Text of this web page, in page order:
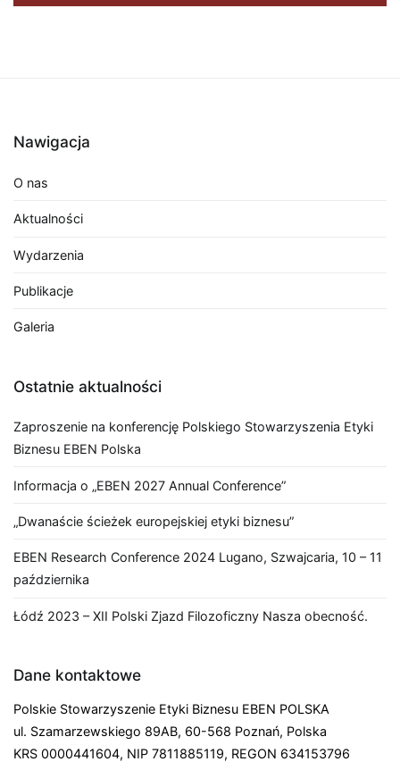
Nawigacja
O nas
Aktualności
Wydarzenia
Publikacje
Galeria
Ostatnie aktualności
Zaproszenie na konferencję Polskiego Stowarzyszenia Etyki
Biznesu EBEN Polska
Informacja o „EBEN 2027 Annual Conference”
„Dwanaście ścieżek europejskiej etyki biznesu”
EBEN Research Conference 2024 Lugano, Szwajcaria, 10 – 11
października
Łódź 2023 – XII Polski Zjazd Filozoficzny Nasza obecność.
Dane kontaktowe
Polskie Stowarzyszenie Etyki Biznesu EBEN POLSKA
ul. Szamarzewskiego 89AB, 60-568 Poznań, Polska
KRS 0000441604, NIP 7811885119, REGON 634153796